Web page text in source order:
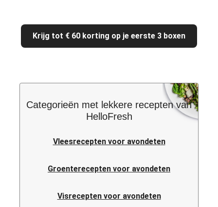
Krijg tot € 60 korting op je eerste 3 boxen
Categorieën met lekkere recepten van
HelloFresh
Vleesrecepten voor avondeten
Groenterecepten voor avondeten
Visrecepten voor avondeten